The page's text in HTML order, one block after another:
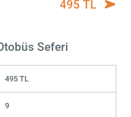
495 TL
Seferi
495 TL
9